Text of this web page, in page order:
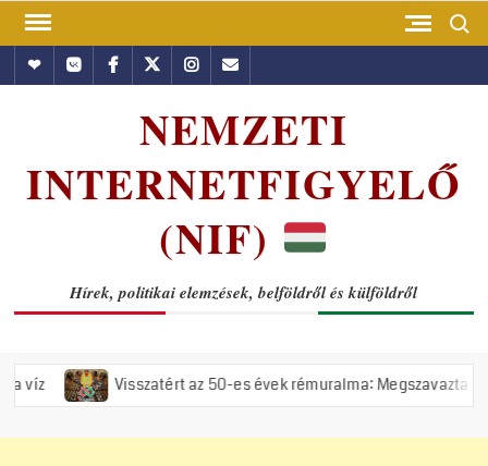
Skip
contentHundubVkontakte
Facebook
TwitterInstagram
Email
NEMZETI
INTERNETFIGYELŐ
(NIF)
Hírek, politikai elemzések, belföldről és külföldről
Visszatért az 50-es évek rémuralma: Megszavazta az